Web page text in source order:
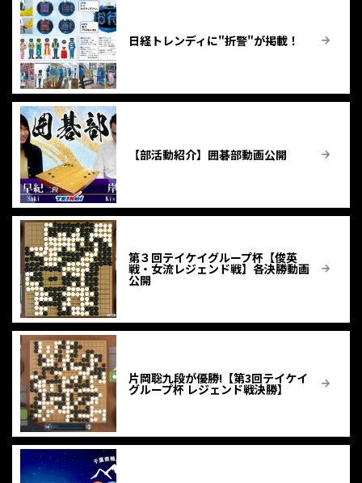
日経トレンディに"折警"が掲載！
【部活動紹介】囲碁部動画公開
第３回テイケイグループ杯【俊英
戦・女流レジェンド戦】各決勝動画
公開
片岡聡九段が優勝!【第3回テイケイ
グループ杯 レジェンド戦決勝】